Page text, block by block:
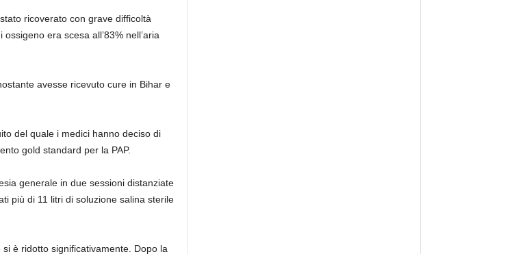
ricoverato con grave difficoltà
era scesa all’83% nell’aria
avesse ricevuto cure in Bihar e
del quale i medici hanno deciso di
gold standard per la PAP.
generale in due sessioni distanziate
più di 11 litri di soluzione salina sterile
è ridotto significativamente. Dopo la